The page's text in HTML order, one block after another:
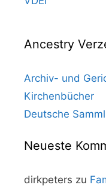
Ancestry
Archiv- und
Kirchenbücher
Deutsche
Neueste
dirkpeters zu